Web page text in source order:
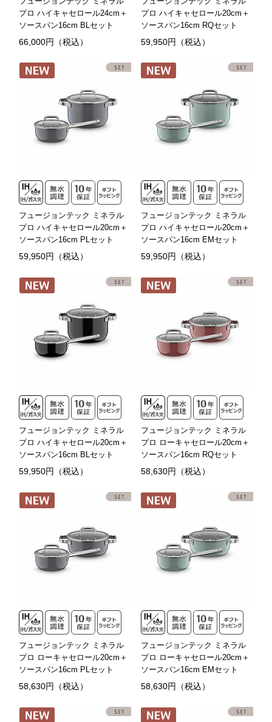
プロ ハイキャセロール24cm＋
ソースパン16cm BLセット
66,000円（税込）
プロ ハイキャセロール20cm＋
ソースパン16cm RQセット
59,950円（税込）
フュージョンテック ミネラル
プロ ハイキャセロール20cm＋
ソースパン16cm PLセット
59,950円（税込）
フュージョンテック ミネラル
プロ ハイキャセロール20cm＋
ソースパン16cm EMセット
59,950円（税込）
フュージョンテック ミネラル
プロ ハイキャセロール20cm＋
ソースパン16cm BLセット
59,950円（税込）
フュージョンテック ミネラル
プロ ローキャセロール20cm＋
ソースパン16cm RQセット
58,630円（税込）
フュージョンテック ミネラル
プロ ローキャセロール20cm＋
ソースパン16cm PLセット
58,630円（税込）
フュージョンテック ミネラル
プロ ローキャセロール20cm＋
ソースパン16cm EMセット
58,630円（税込）